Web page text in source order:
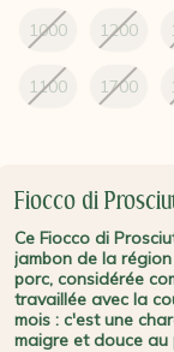
1000 1200
1100 1700
Fiocco di
Ce Fiocco di
jambon de la
porc, considérée
travaillée avec la
mois : c'est une
maigre et douce au